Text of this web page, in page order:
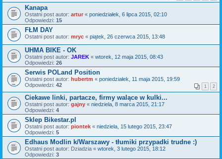
Kanapa
Ostatni post autor: artur « poniedziałek, 6 lipca 2015, 02:10
Odpowiedzi: 15
FŁM DAY
Ostatni post autor: mryc « piątek, 26 czerwca 2015, 13:48
UHMA BIKE - OK
Ostatni post autor: JAREK « wtorek, 12 maja 2015, 08:43
Odpowiedzi: 26
Serwis POLand Position
Ostatni post autor: hubertm « poniedziałek, 11 maja 2015, 19:59
Odpowiedzi: 42 1 2
Ciekawe linki, partacze, firmy walące w kulki...
Ostatni post autor: gajny « niedziela, 8 marca 2015, 21:17
Odpowiedzi: 4
Sklep Bikestar.pl
Ostatni post autor: piontek « niedziela, 15 lutego 2015, 23:47
Odpowiedzi: 5
Edhaus Modlin k/Warszawy - tłumiki przypadki trudne :)
Ostatni post autor: Dziadzia « wtorek, 3 lutego 2015, 18:12
Odpowiedzi: 3